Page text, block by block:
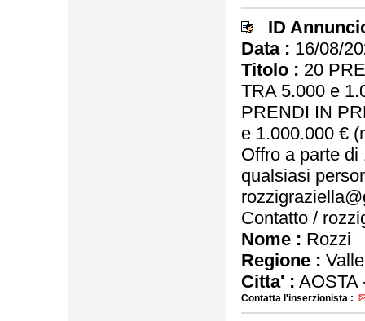
ID
Data : 16/08/
Titolo : 20
TRA 5.000 e
PRENDI IN
e 1.000.000 €
Offro a parte di
qualsiasi
Contatto /
Nome : Rozzi
Regione :
Citta' :
Contatta l'inserzionista :